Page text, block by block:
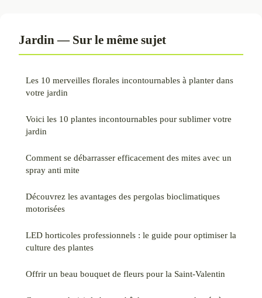
Jardin — Sur le même sujet
Les 10 merveilles florales incontournables à planter dans
votre jardin
Voici les 10 plantes incontournables pour sublimer votre
jardin
Comment se débarrasser efficacement des mites avec un
spray anti mite
Découvrez les avantages des pergolas bioclimatiques
motorisées
LED horticoles professionnels : le guide pour optimiser la
culture des plantes
Offrir un beau bouquet de fleurs pour la Saint-Valentin